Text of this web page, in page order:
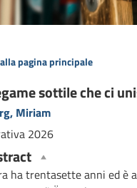
pagina principale
sottile che ci
Miriam
2026
ha trentasette anni ed è